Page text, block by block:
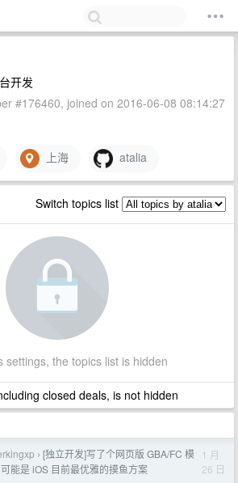
开发
#176460, joined on 2016-06-08 08:14:27
上海 atalia
Switch topics list
settings, the topics list is hidden
closed deals, is not hidden
› [独立开发]写了个网页版 GBA/FC 模
能是 iOS 目前最优雅的摸鱼方案
1 月
26 日